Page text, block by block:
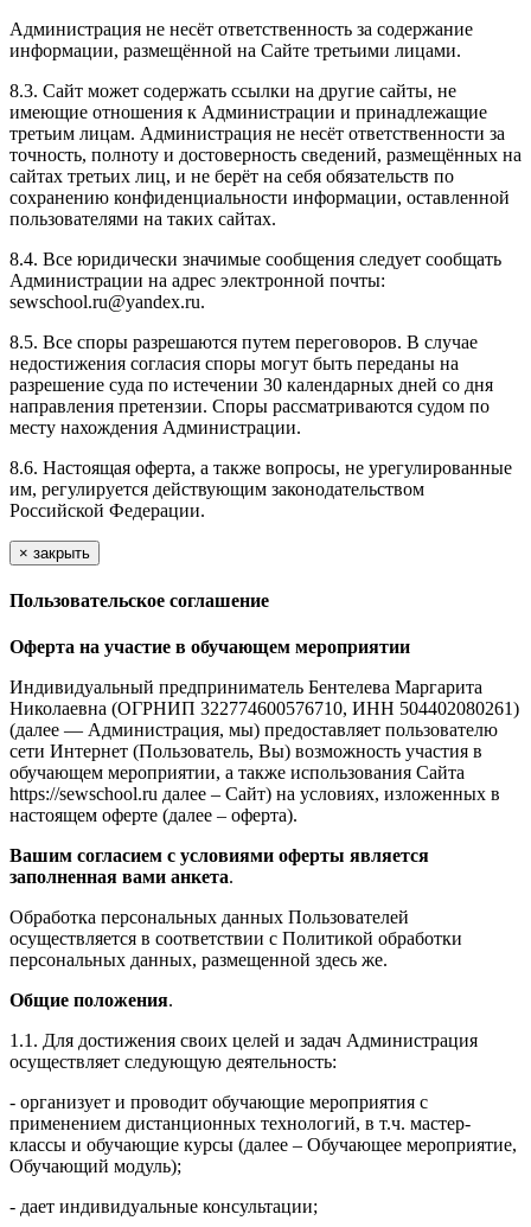
Администрация не несёт ответственность за содержание
информации, размещённой на Сайте третьими лицами.
8.3. Сайт может содержать ссылки на другие сайты, не
имеющие отношения к Администрации и принадлежащие
третьим лицам. Администрация не несёт ответственности за
точность, полноту и достоверность сведений, размещённых на
сайтах третьих лиц, и не берёт на себя обязательств по
сохранению конфиденциальности информации, оставленной
пользователями на таких сайтах.
8.4. Все юридически значимые сообщения следует сообщать
Администрации на адрес электронной почты:
sewschool.ru@yandex.ru.
8.5. Все споры разрешаются путем переговоров. В случае
недостижения согласия споры могут быть переданы на
разрешение суда по истечении 30 календарных дней со дня
направления претензии. Споры рассматриваются судом по
месту нахождения Администрации.
8.6. Настоящая оферта, а также вопросы, не урегулированные
им, регулируется действующим законодательством
Российской Федерации.
× закрыть
Пользовательское соглашение
Оферта на участие в обучающем мероприятии
Индивидуальный предприниматель Бентелева Маргарита
Николаевна (ОГРНИП 322774600576710, ИНН 504402080261)
(далее — Администрация, мы) предоставляет пользователю
сети Интернет (Пользователь, Вы) возможность участия в
обучающем мероприятии, а также использования Сайта
https://sewschool.ru далее – Сайт) на условиях, изложенных в
настоящем оферте (далее – оферта).
Вашим согласием с условиями оферты является
заполненная вами анкета.
Обработка персональных данных Пользователей
осуществляется в соответствии с Политикой обработки
персональных данных, размещенной здесь же.
Общие положения.
1.1. Для достижения своих целей и задач Администрация
осуществляет следующую деятельность:
- организует и проводит обучающие мероприятия с
применением дистанционных технологий, в т.ч. мастер-
классы и обучающие курсы (далее – Обучающее мероприятие,
Обучающий модуль);
- дает индивидуальные консультации;